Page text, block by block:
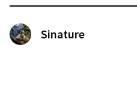
Sinature